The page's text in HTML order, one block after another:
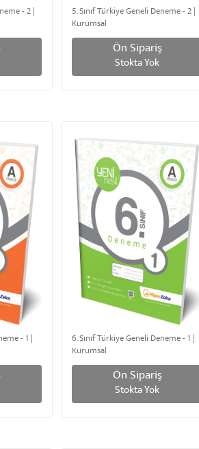
- 2 |
5. Sınıf Türkiye Geneli Deneme - 2 |
Kurumsal
Ön Sipariş
Stokta Yok
- 1 |
6. Sınıf Türkiye Geneli Deneme - 1 |
Kurumsal
Ön Sipariş
Stokta Yok